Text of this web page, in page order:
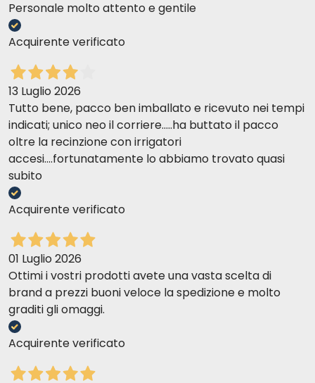
Personale molto attento e gentile
Acquirente verificato
13 Luglio 2026
Tutto bene, pacco ben imballato e ricevuto nei tempi
indicati; unico neo il corriere.....ha buttato il pacco
oltre la recinzione con irrigatori
accesi....fortunatamente lo abbiamo trovato quasi
subito
Acquirente verificato
01 Luglio 2026
Ottimi i vostri prodotti avete una vasta scelta di
brand a prezzi buoni veloce la spedizione e molto
graditi gli omaggi.
Acquirente verificato